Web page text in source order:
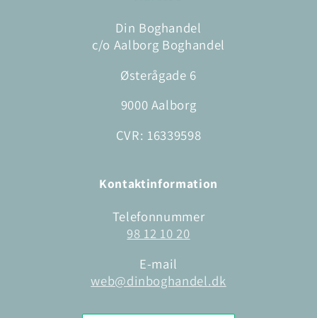
Din Boghandel
c/o Aalborg Boghandel
Østerågade 6
9000 Aalborg
CVR: 16339598
Kontaktinformation
Telefonnummer
98 12 10 20
E-mail
web@dinboghandel.dk